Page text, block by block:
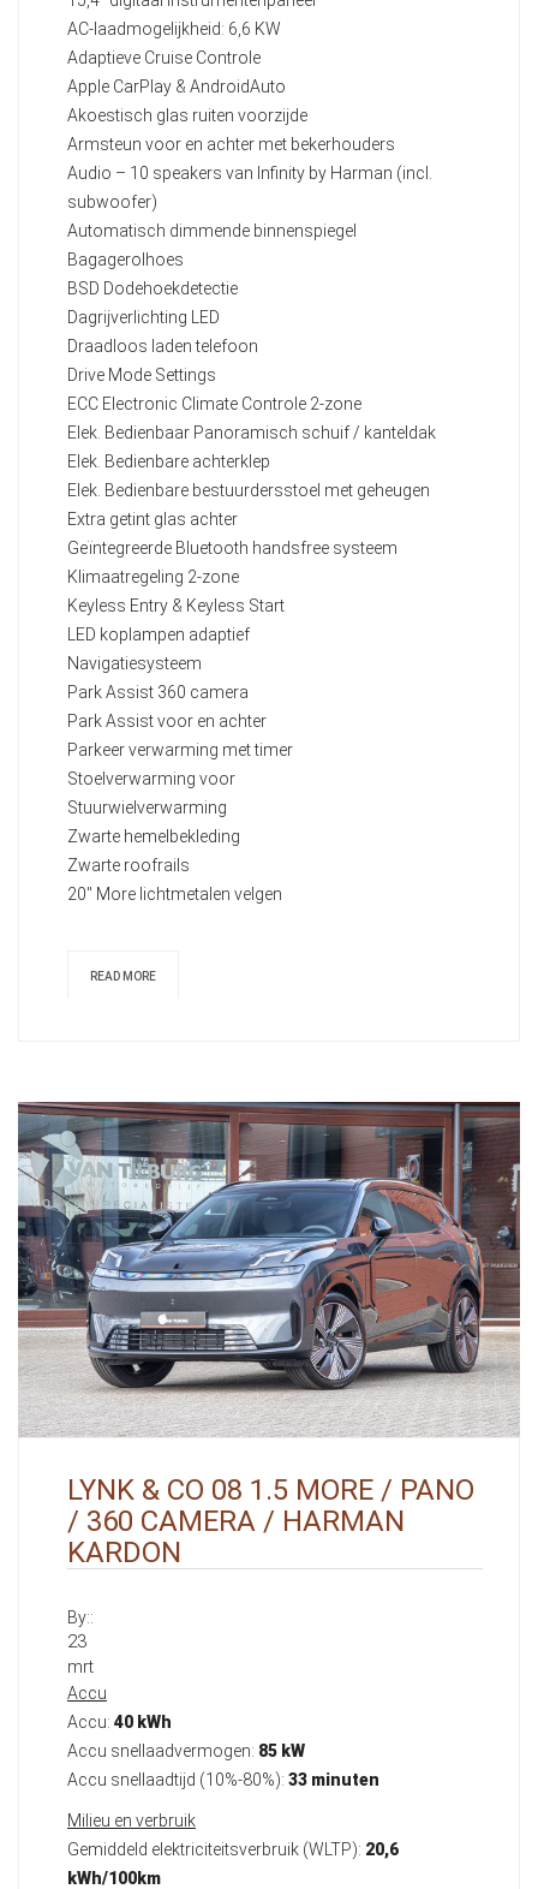
AC-laadmogelijkheid: 6,6 KW
Adaptieve Cruise Controle
Apple CarPlay & AndroidAuto
Akoestisch glas ruiten voorzijde
Armsteun voor en achter met bekerhouders
Audio – 10 speakers van Infinity by Harman (incl.
subwoofer)
Automatisch dimmende binnenspiegel
Bagagerolhoes
BSD Dodehoekdetectie
Dagrijverlichting LED
Draadloos laden telefoon
Drive Mode Settings
ECC Electronic Climate Controle 2-zone
Elek. Bedienbaar Panoramisch schuif / kanteldak
Elek. Bedienbare achterklep
Elek. Bedienbare bestuurdersstoel met geheugen
Extra getint glas achter
Geïntegreerde Bluetooth handsfree systeem
Klimaatregeling 2-zone
Keyless Entry & Keyless Start
LED koplampen adaptief
Navigatiesysteem
Park Assist 360 camera
Park Assist voor en achter
Parkeer verwarming met timer
Stoelverwarming voor
Stuurwielverwarming
Zwarte hemelbekleding
Zwarte roofrails
20" More lichtmetalen velgen
READ MORE
LYNK & CO 08 1.5 MORE / PANO
/ 360 CAMERA / HARMAN
KARDON
By::
23
mrt
Accu
Accu: 40 kWh
Accu snellaadvermogen: 85 kW
Accu snellaadtijd (10%-80%): 33 minuten
Milieu en verbruik
Gemiddeld elektriciteitsverbruik (WLTP): 20,6
kWh/100km